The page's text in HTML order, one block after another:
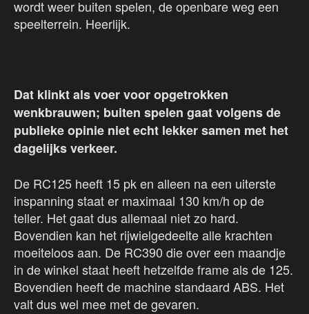
wordt weer buiten spelen, de openbare weg een
speelterrein. Heerlijk.
Dat klinkt als voer voor opgetrokken
wenkbrauwen; buiten spelen gaat volgens de
publieke opinie niet echt lekker samen met het
dagelijks verkeer.
De RC125 heeft 15 pk en alleen na een uiterste
inspanning staat er maximaal 130 km/h op de
teller. Het gaat dus allemaal niet zo hard.
Bovendien kan het rijwielgedeelte alle krachten
moeiteloos aan. De RC390 die over een maandje
in de winkel staat heeft hetzelfde frame als de 125.
Bovendien heeft de machine standaard ABS. Het
valt dus wel mee met de gevaren.